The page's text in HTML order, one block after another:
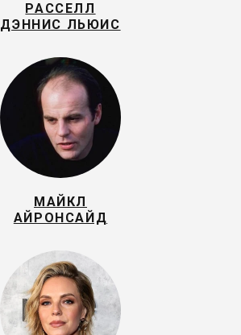
РАССЕЛЛ
ДЭННИС ЛЬЮИС
МАЙКЛ
АЙРОНСАЙД